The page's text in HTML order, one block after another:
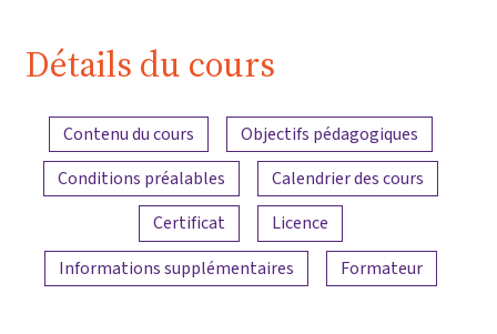
Education"
Détails du cours
Aperçu du contenu
Contenu du cours
Objectifs pédagogiques
Conditions préalables
Calendrier des cours
Certificat
Licence
Informations supplémentaires
Formateur